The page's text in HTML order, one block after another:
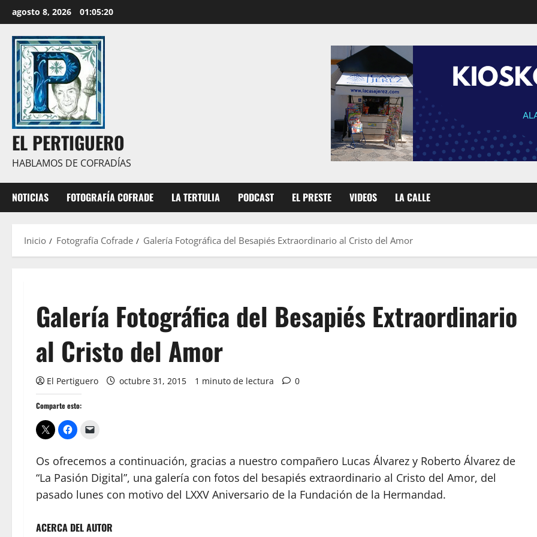
al
contenido
agosto 8, 2026 01:05:21
EL PERTIGUERO
HABLAMOS DE COFRADÍAS
NOTICIAS FOTOGRAFÍA COFRADE LA TERTULIA PODCAST EL PRESTE VIDEOS LA CALLE
Inicio Fotografía Cofrade Galería Fotográfica del Besapiés Extraordinario al Cristo del Amor
Galería Fotográfica del Besapiés Extraordinario
al Cristo del Amor
El Pertiguero octubre 31, 2015 1 minuto de lectura 0
Comparte esto:
Os ofrecemos a continuación, gracias a nuestro compañero Lucas Álvarez y Roberto Álvarez de
“La Pasión Digital”, una galería con fotos del besapiés extraordinario al Cristo del Amor, del
pasado lunes con motivo del LXXV Aniversario de la Fundación de la Hermandad.
ACERCA DEL AUTOR